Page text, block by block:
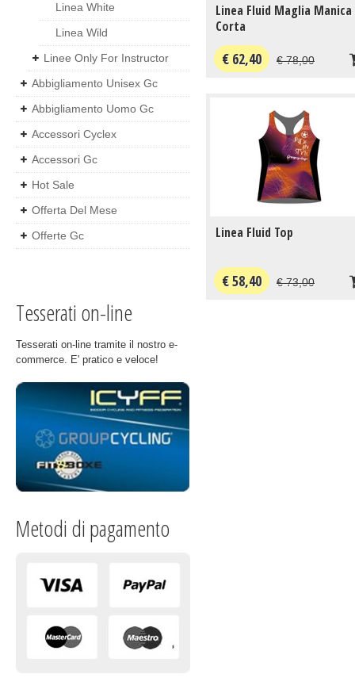
Linea White
Linea Wild
Linee Only For Instructor
Abbigliamento Unisex Gc
Abbigliamento Uomo Gc
Accessori Cyclex
Accessori Gc
Hot Sale
Offerta Del Mese
Offerte Gc
Tesserati on-line
Tesserati on-line tramite il nostro e-
commerce. E' pratico e veloce!
Metodi di pagamento
Linea Fluid Maglia Manica
Corta
€ 62,40 € 78,00
Linea Fluid Top
€ 58,40 € 73,00